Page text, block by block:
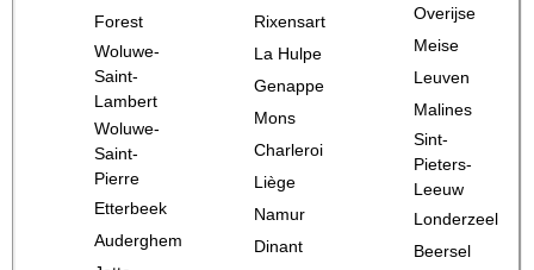
Forest
Woluwe-
Saint-
Lambert
Woluwe-
Saint-
Pierre
Etterbeek
Auderghem
Rixensart
La Hulpe
Genappe
Mons
Charleroi
Liège
Namur
Dinant
Overijse
Meise
Leuven
Malines
Sint-
Pieters-
Leeuw
Londerzeel
Beersel